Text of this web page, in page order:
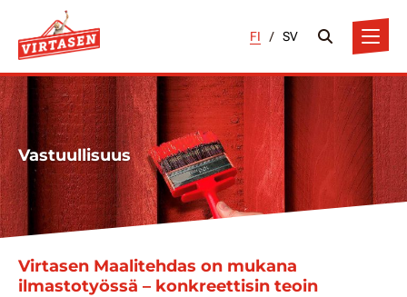
FI / SV
Vastuullisuus
Virtasen Maalitehdas on mukana
ilmastotyössä – konkreettisin teoin